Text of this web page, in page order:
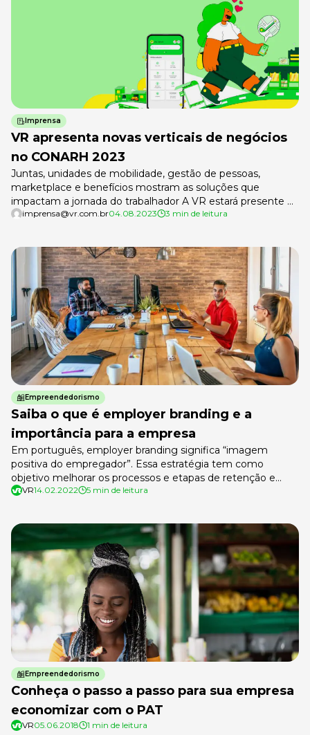
Imprensa
VR apresenta novas verticais de negócios
no CONARH 2023
Juntas, unidades de mobilidade, gestão de pessoas,
marketplace e benefícios mostram as soluções que
impactam a jornada do trabalhador A VR estará presente na
49° edição do maior evento de Recursos Humanos da
buscar parceiros que somassem […]
imprensa@vr.com.br04.08.2023 3 min de leitura
Empreendedorismo
Saiba o que é employer branding e a
importância para a empresa
Em português, employer branding significa “imagem
positiva do empregador”. Essa estratégia tem como
objetivo melhorar os processos e etapas de retenção e
atração de talentos para a empresa. Com isso, é possível
bom ambiente de trabalho.
VR14.02.2022 5 min de leitura
Empreendedorismo
Conheça o passo a passo para sua empresa
economizar com o PAT
VR05.06.2018 1 min de leitura